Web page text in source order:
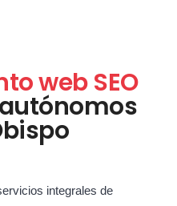
web SEO
integrales de